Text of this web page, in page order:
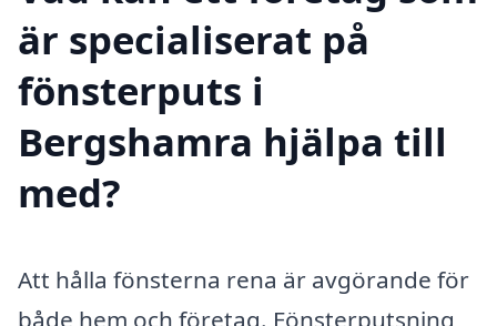
är specialiserat på
fönsterputs i
Bergshamra hjälpa till
med?
Att hålla fönsterna rena är avgörande för
både hem och företag. Fönsterputsning